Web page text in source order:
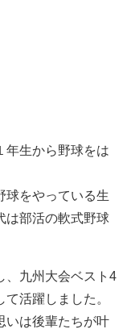
年生から野球をは
球をやっている生
は部活の軟式野球
、九州大会ベスト4
活躍しました。
いは後輩たちが叶